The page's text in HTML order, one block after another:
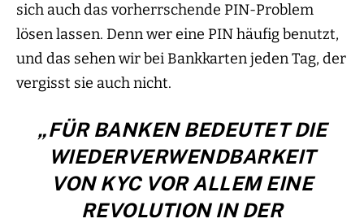
sich auch das vorherrschende PIN-Problem
lösen lassen. Denn wer eine PIN häufig benutzt,
und das sehen wir bei Bankkarten jeden Tag, der
vergisst sie auch nicht.
„FÜR BANKEN BEDEUTET DIE
WIEDERVERWENDBARKEIT
VON KYC VOR ALLEM EINE
REVOLUTION IN DER